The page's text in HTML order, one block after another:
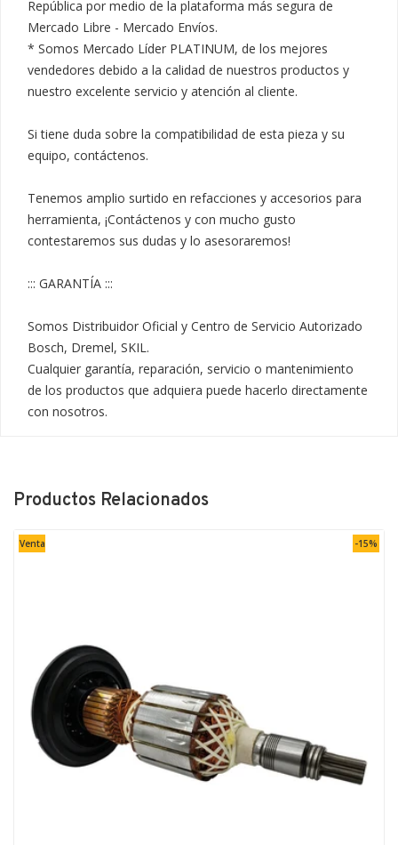
República por medio de la plataforma más segura de
Mercado Libre - Mercado Envíos.
* Somos Mercado Líder PLATINUM, de los mejores
vendedores debido a la calidad de nuestros productos y
nuestro excelente servicio y atención al cliente.
Si tiene duda sobre la compatibilidad de esta pieza y su
equipo, contáctenos.
Tenemos amplio surtido en refacciones y accesorios para
herramienta, ¡Contáctenos y con mucho gusto
contestaremos sus dudas y lo asesoraremos!
::: GARANTÍA :::
Somos Distribuidor Oficial y Centro de Servicio Autorizado
Bosch, Dremel, SKIL.
Cualquier garantía, reparación, servicio o mantenimiento
de los productos que adquiera puede hacerlo directamente
con nosotros.
Productos Relacionados
Venta -15%